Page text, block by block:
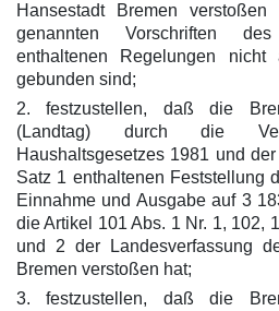
Hansestadt Bremen
genannten Vorschriften des
enthaltenen Regelungen nicht
gebunden sind;
2. festzustellen, daß die
(Landtag) durch die
Haushaltsgesetzes 1981 und
Satz 1 enthaltenen Feststellung
Einnahme und Ausgabe auf 3
die Artikel 101 Abs. 1 Nr. 1, 102,
und 2 der Landesverfassung
Bremen verstoßen hat;
3. festzustellen, daß die